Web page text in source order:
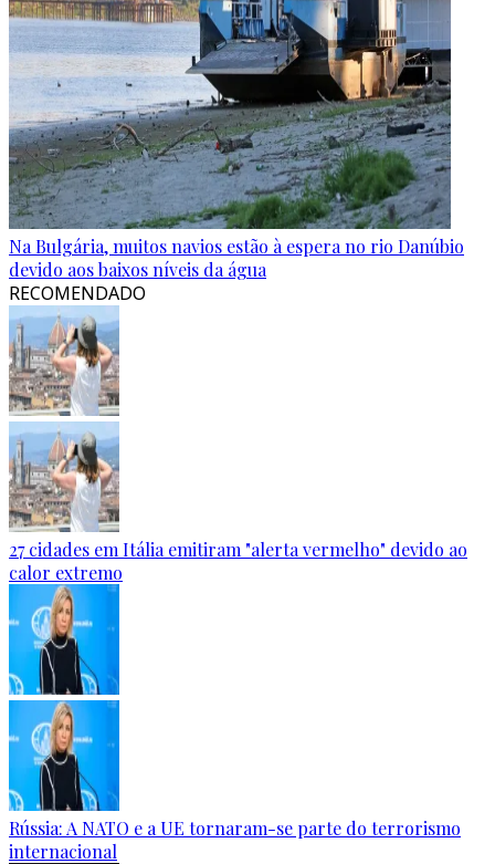
Na Bulgária, muitos navios estão à espera no rio Danúbio
devido aos baixos níveis da água
RECOMENDADO
27 cidades em Itália emitiram "alerta vermelho" devido ao
calor extremo
Rússia: A NATO e a UE tornaram-se parte do terrorismo
internacional